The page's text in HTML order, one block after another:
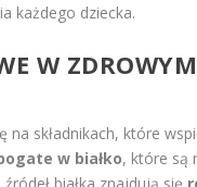
każdego dziecka.
W
na składnikach, które
w białko, które są